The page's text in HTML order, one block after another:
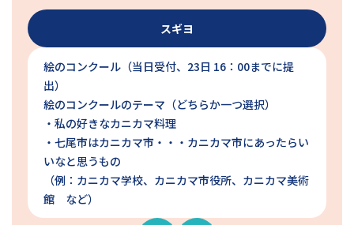
スギヨ
絵のコンクール（当日受付、23日 16：00までに提
出）
絵のコンクールのテーマ（どちらか一つ選択）
・私の好きなカニカマ料理
・七尾市はカニカマ市・・・カニカマ市にあったらい
いなと思うもの
（例：カニカマ学校、カニカマ市役所、カニカマ美術
館 など）